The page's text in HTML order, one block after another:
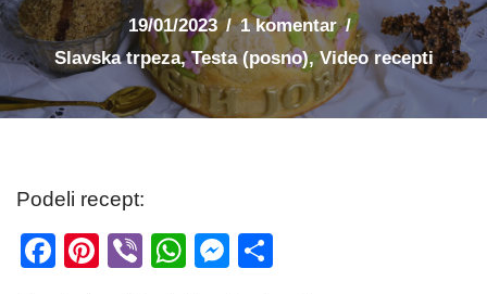
19/01/2023
1 komentar
Slavska trpeza,Testa (posno),Video recepti
Podeli recept:
F
Pi
Vi
W
M